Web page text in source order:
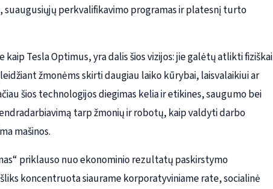
perkvalifikavimo programas ir platesnį turto
Tesla Optimus, yra dalis šios vizijos: jie galėtų atlikti fiziškai
žmonėms skirti daugiau laiko kūrybai, laisvalaikiui ar
šios technologijos diegimas kelia ir etikines, saugumo bei
tarp žmonių ir robotų, kaip valdyti darbo
mašinos.
priklauso nuo ekonominio rezultatų paskirstymo
koncentruota siaurame korporatyviniame rate, socialinė